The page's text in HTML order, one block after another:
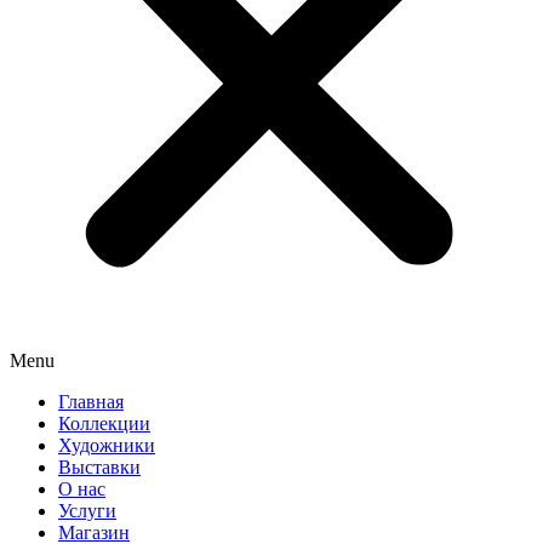
Menu
Главная
Коллекции
Художники
Выставки
О нас
Услуги
Магазин